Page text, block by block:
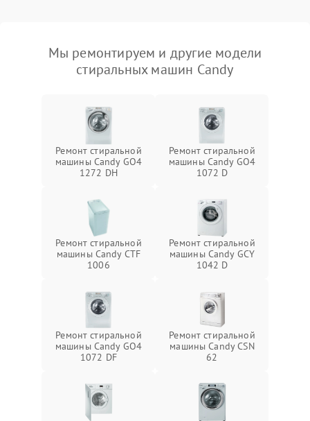
Мы ремонтируем и другие модели
стиральных машин Candy
Ремонт стиральной
машины Candy GO4
1272 DH
Ремонт стиральной
машины Candy GO4
1072 D
Ремонт стиральной
машины Candy CTF
1006
Ремонт стиральной
машины Candy GCY
1042 D
Ремонт стиральной
машины Candy GO4
1072 DF
Ремонт стиральной
машины Candy CSN
62